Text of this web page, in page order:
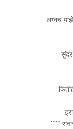
लग्नच
****